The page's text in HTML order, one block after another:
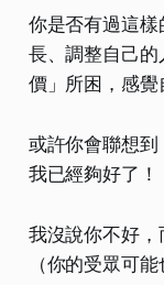
你是否有過這
長、調整自己
價」所困，感覺
或許你會聯想到
我已經夠好了！
我沒說你不好，
（你的受眾可能